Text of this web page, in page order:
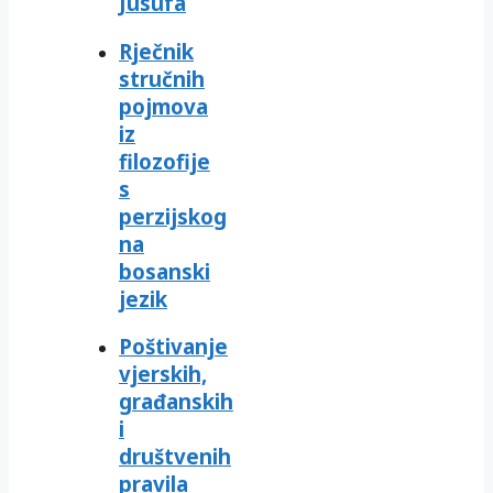
Rječnik
stručnih
pojmova
iz
filozofije
s
perzijskog
na
bosanski
jezik
Poštivanje
vjerskih,
građanskih
i
društvenih
pravila